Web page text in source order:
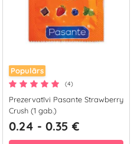
Populārs
(4)
Prezervatīvi Pasante Strawberry
Crush (1 gab.)
0.24 - 0.35 €